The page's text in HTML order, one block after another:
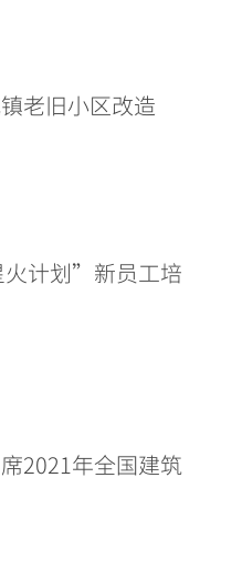
老旧小区改造
计划”新员工培
2021年全国建筑